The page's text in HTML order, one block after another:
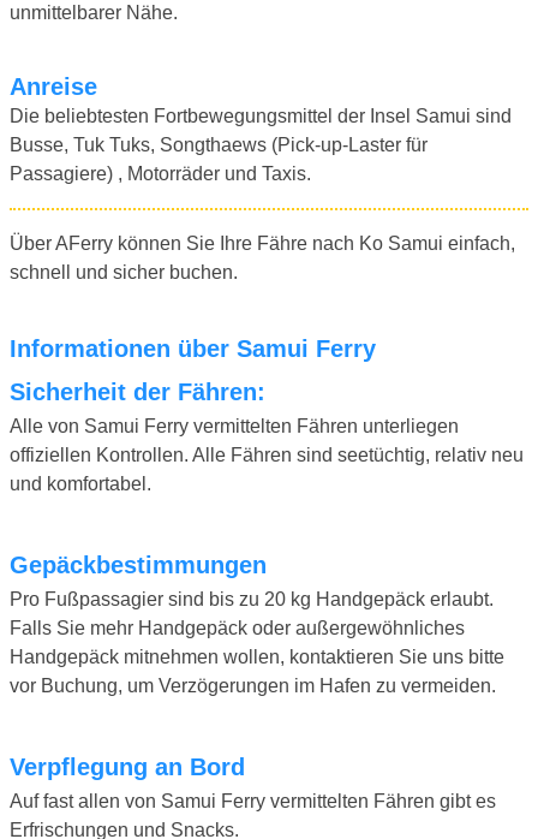
unmittelbarer Nähe.
Anreise
Die beliebtesten Fortbewegungsmittel der Insel Samui sind
Busse, Tuk Tuks, Songthaews (Pick-up-Laster für
Passagiere) , Motorräder und Taxis.
Über AFerry können Sie Ihre Fähre nach Ko Samui einfach,
schnell und sicher buchen.
Informationen über Samui Ferry
Sicherheit der Fähren:
Alle von Samui Ferry vermittelten Fähren unterliegen
offiziellen Kontrollen. Alle Fähren sind seetüchtig, relativ neu
und komfortabel.
Gepäckbestimmungen
Pro Fußpassagier sind bis zu 20 kg Handgepäck erlaubt.
Falls Sie mehr Handgepäck oder außergewöhnliches
Handgepäck mitnehmen wollen, kontaktieren Sie uns bitte
vor Buchung, um Verzögerungen im Hafen zu vermeiden.
Verpflegung an Bord
Auf fast allen von Samui Ferry vermittelten Fähren gibt es
Erfrischungen und Snacks.